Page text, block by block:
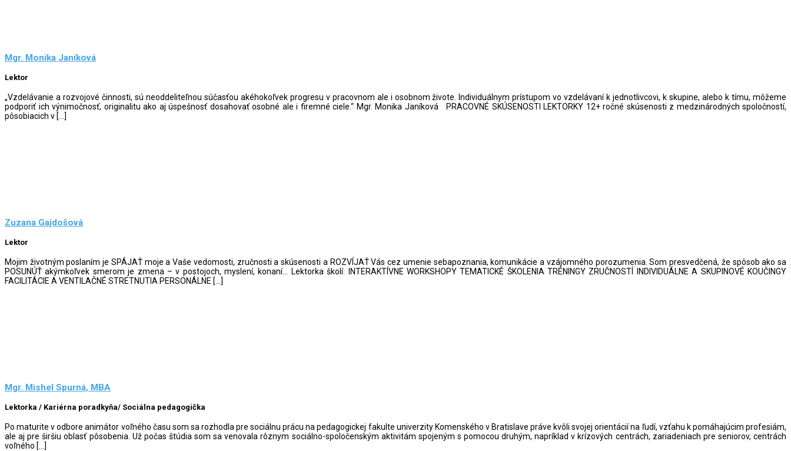
Mgr. Monika Janíková
Lektor
„Vzdelávanie a rozvojové činnosti, sú neoddeliteľnou súčasťou akéhokoľvek progresu v pracovnom ale i osobnom živote. Individuálnym prístupom vo vzdelávaní k jednotlivcovi, k skupine, alebo k tímu, môžeme
podporiť ich výnimočnosť, originalitu ako aj úspešnosť dosahovať osobné ale i firemné ciele.“ Mgr. Monika Janíková PRACOVNÉ SKÚSENOSTI LEKTORKY 12+ ročné skúsenosti z medzinárodných spoločností,
pôsobiacich v […]
Zuzana Gajdošová
Lektor
Mojim životným poslaním je SPÁJAŤ moje a Vaše vedomosti, zručnosti a skúsenosti a ROZVÍJAŤ Vás cez umenie sebapoznania, komunikácie a vzájomného porozumenia. Som presvedčená, že spôsob ako sa
POSUNÚŤ akýmkoľvek smerom je zmena – v postojoch, myslení, konaní… Lektorka školí: INTERAKTÍVNE WORKSHOPY TEMATICKÉ ŠKOLENIA TRÉNINGY ZRUČNOSTÍ INDIVIDUÁLNE A SKUPINOVÉ KOUČINGY
FACILITÁCIE A VENTILAČNÉ STRETNUTIA PERSONÁLNE […]
Mgr. Mishel Spurná, MBA
Lektorka / Kariérna poradkyňa/ Sociálna pedagogička
Po maturite v odbore animátor voľného času som sa rozhodla pre sociálnu prácu na pedagogickej fakulte univerzity Komenského v Bratislave práve kvôli svojej orientácií na ľudí, vzťahu k pomáhajúcim profesiám,
ale aj pre širšiu oblasť pôsobenia. Už počas štúdia som sa venovala rôznym sociálno-spoločenským aktivitám spojeným s pomocou druhým, napríklad v krízových centrách, zariadeniach pre seniorov, centrách
voľného […]